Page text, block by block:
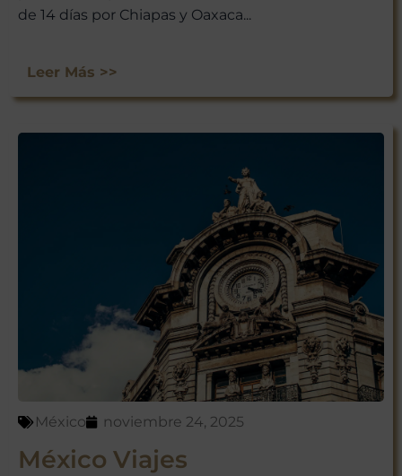
de 14 días por Chiapas y Oaxaca...
Leer Más >>
México noviembre 24, 2025
México Viajes